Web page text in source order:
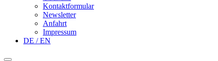
Kontaktformular
Newsletter
Anfahrt
Impressum
DE / EN